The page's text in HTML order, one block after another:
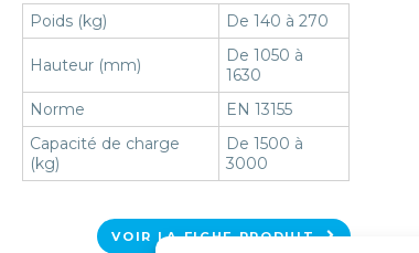
Poids (kg) De 140 à 270
Hauteur (mm)
De 1050 à
1630
Norme
EN 13155
Capacité de charge
(kg)
De 1500 à
3000
VOIR LA FICHE PRODUIT